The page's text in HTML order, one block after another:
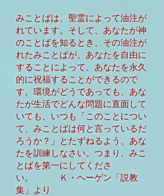
みことばは、聖霊によって油注が
れています。そして、あなたが神
のことばを知るとき、その油注が
れたみことばが、あなたを自由に
することによって、あなたを永久
的に祝福することができるので
す。環境がどうであっても、あな
たが生活でどんな問題に直面して
いても、いつも「このことについ
て、みことばは何と言っているだ
ろうか？」とたずねるよう、あな
たを訓練しなさい。つまり、みこ
とばを第一にしてくださ
い。 Ｋ・ヘーゲン「説教
集」より